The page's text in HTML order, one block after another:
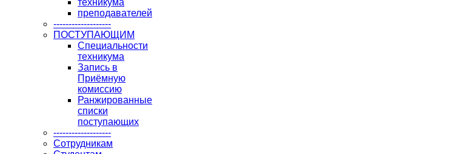
техникума
преподавателей
-------------------
ПОСТУПАЮЩИМ
Специальности
техникума
Запись в
Приёмную
комиссию
Ранжированные
списки
поступающих
-------------------
Сотрудникам